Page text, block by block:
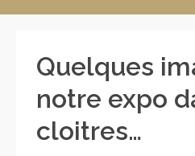
Quelques
notre expo
cloitres…